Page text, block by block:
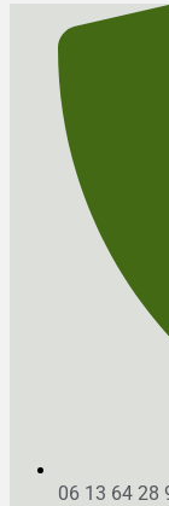
06 13 64 28